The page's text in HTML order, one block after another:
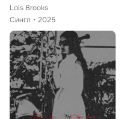
Lois Brooks
Сингл
2025